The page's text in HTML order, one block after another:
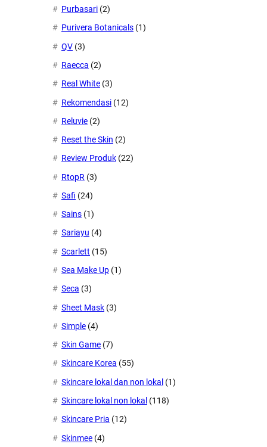
Purbasari (2)
Purivera Botanicals (1)
QV (3)
Raecca (2)
Real White (3)
Rekomendasi (12)
Reluvie (2)
Reset the Skin (2)
Review Produk (22)
RtopR (3)
Safi (24)
Sains (1)
Sariayu (4)
Scarlett (15)
Sea Make Up (1)
Seca (3)
Sheet Mask (3)
Simple (4)
Skin Game (7)
Skincare Korea (55)
Skincare lokal dan non lokal (1)
Skincare lokal non lokal (118)
Skincare Pria (12)
Skinmee (4)